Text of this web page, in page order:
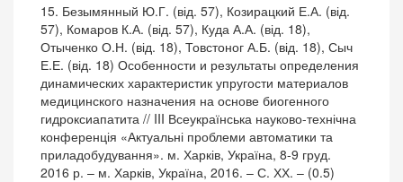
15. Безымянный Ю.Г. (від. 57), Козирацкий Е.А. (від.
57), Комаров К.А. (від. 57), Куда А.А. (від. 18),
Отыченко О.Н. (від. 18), Товстоног А.Б. (від. 18), Сыч
Е.Е. (від. 18) Особенности и результаты определения
динамических характеристик упругости материалов
медицинского назначения на основе биогенного
гидроксиапатита // III Всеукраїнська науково-технічна
конференція «Актуальні проблеми автоматики та
приладобудування». м. Харків, Україна, 8-9 груд.
2016 р. – м. Харків, Україна, 2016. – С. ХХ. – (0.5)